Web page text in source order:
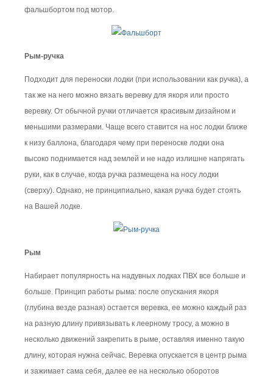
фальшбортом под мотор.
Рым-ручка
Подходит для переноски лодки (при использовании как ручка), а
так же на него можно вязать веревку для якоря или просто
веревку. От обычной ручки отличается красивым дизайном и
меньшими размерами. Чаще всего ставится на нос лодки ближе
к низу баллона, благодаря чему при переноске лодки она
высоко поднимается над землей и не надо излишне напрягать
руки, как в случае, когда ручка размещена на носу лодки
(сверху). Однако, не принципиально, какая ручка будет стоять
на Вашей лодке.
Рым
Набирает популярность на надувных лодках ПВХ все больше и
больше. Принцип работы рыма: после опускания якоря
(глубина везде разная) остается веревка, ее можно каждый раз
на разную длину привязывать к леерному тросу, а можно в
несколько движений закрепить в рыме, оставляя именно такую
длину, которая нужна сейчас. Веревка опускается в центр рыма
и зажимает сама себя, далее ее на несколько оборотов